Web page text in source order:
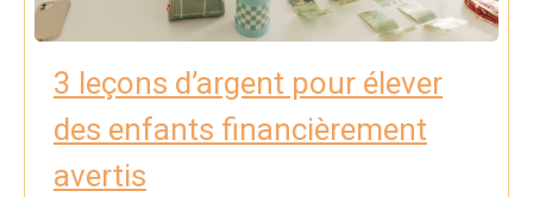
3 leçons d’argent pour élever
des enfants financièrement
avertis